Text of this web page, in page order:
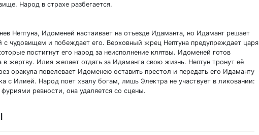
Народ в страхе разбегается.
Нептуна, Идоменей настаивает на отъезде Идаманта, но Идамант решает
с чудовищем и побеждает его. Верховный жрец Нептуна предупреждает царя
постигнут его народ за неисполнение клятвы. Идоменей готов
в жертву. Илия желает отдать за Идаманта свою жизнь. Нептун тронут её
оракула повелевает Идоменею оставить престол и передать его Идаманту
с Илией. Народ поет хвалу богам, лишь Электра не участвует в ликовании:
ревности, она удаляется со сцены.